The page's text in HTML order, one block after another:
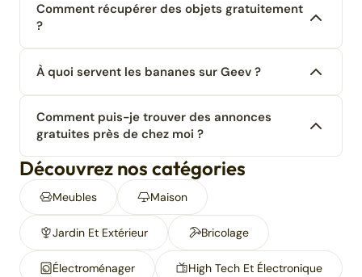
Comment récupérer des objets gratuitement
?
À quoi servent les bananes sur Geev ?
Comment puis-je trouver des annonces
gratuites près de chez moi ?
Découvrez nos catégories
Meubles Maison
Jardin Et Extérieur Bricolage
Électroménager High Tech Et Électronique